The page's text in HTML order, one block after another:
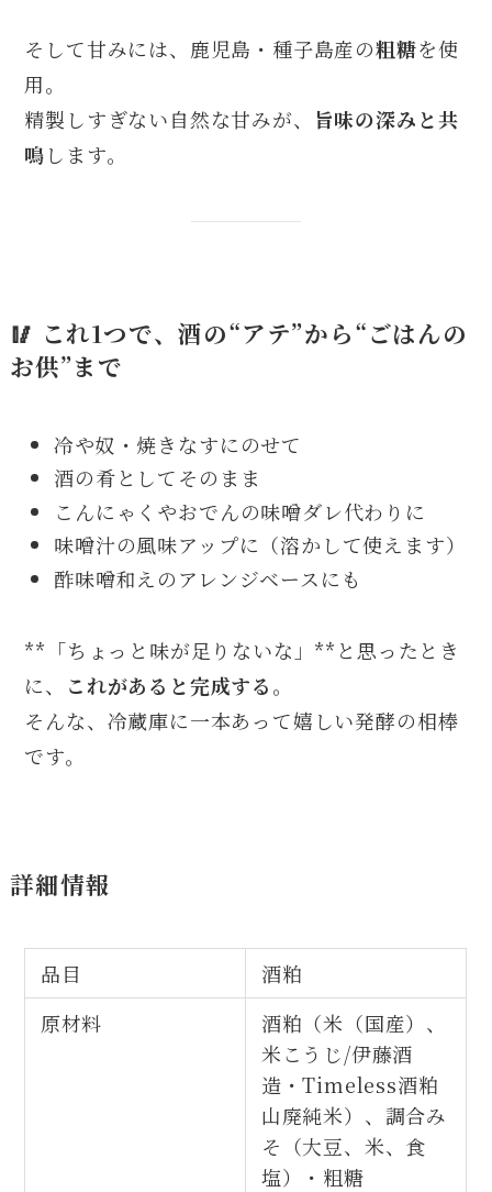
そして甘みには、鹿児島・種子島産の粗糖を使
用。
精製しすぎない自然な甘みが、
旨味の深みと共
鳴します。
🥢 これ1つで、酒の“アテ”から“ごはんの
お供”まで
冷や奴・焼きなすにのせて
酒の肴としてそのまま
こんにゃくやおでんの味噌ダレ代わりに
味噌汁の風味アップに（溶かして使えます）
酢味噌和えのアレンジベースにも
**「ちょっと味が足りないな」**と思ったとき
に、
これがあると完成する。
そんな、冷蔵庫に一本あって嬉しい発酵の相棒
です。
詳細情報
品目
酒粕
原材料
酒粕（米（国産）、
米こうじ/伊藤酒
造・Timeless酒粕
山廃純米）、調合み
そ（大豆、米、食
塩）・粗糖